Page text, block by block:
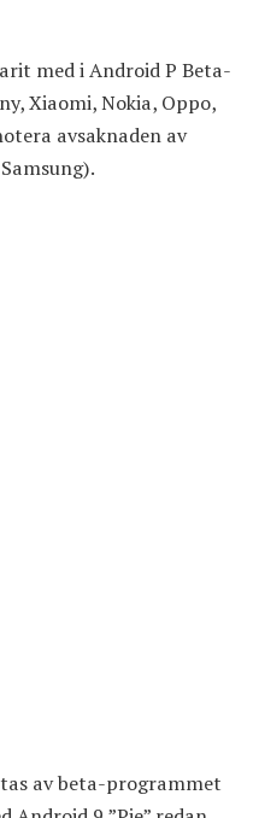
med i Android P Beta-
Xiaomi, Nokia, Oppo,
avsaknaden av
av beta-programmet